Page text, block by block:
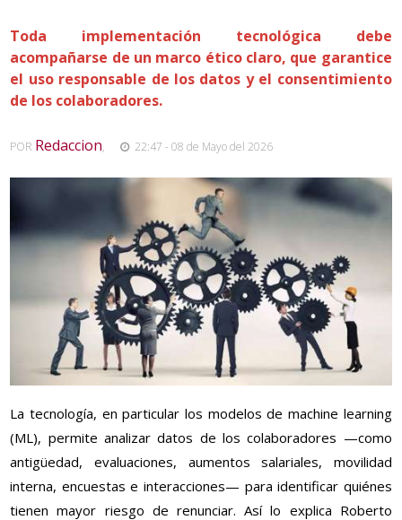
Toda implementación tecnológica debe
acompañarse de un marco ético claro, que garantice
el uso responsable de los datos y el consentimiento
de los colaboradores.
POR Redaccion, 22:47 - 08 de Mayo del 2026
La tecnología, en particular los modelos de machine learning
(ML), permite analizar datos de los colaboradores —como
antigüedad, evaluaciones, aumentos salariales, movilidad
interna, encuestas e interacciones— para identificar quiénes
tienen mayor riesgo de renunciar. Así lo explica Roberto